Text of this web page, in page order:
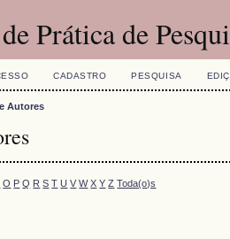
Prática de
CADASTRO PESQUISA
Autores
O P Q R S T U V W X Y Z Toda(o)s